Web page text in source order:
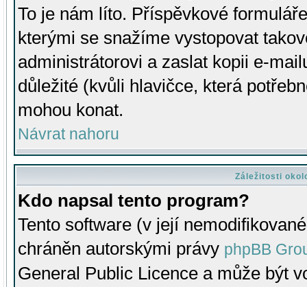
To je nám líto. Příspěvkové
kterými se snažíme vystopovat
administrátorovi a zaslat kopii e-
důležité (kvůli hlavičce, která
mohou konat.
Návrat nahoru
Záležitosti
Kdo napsal tento program?
Tento software (v její
chráněn autorskými právy phpBB
General Public Licence a může být